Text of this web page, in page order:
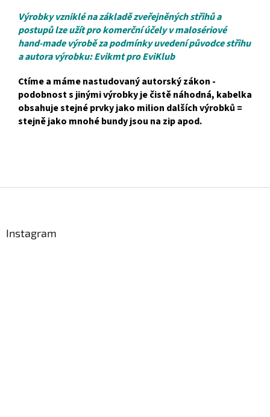
Výrobky vzniklé na základě zveřejněných střihů a
postupů lze užít pro komerční účely v malosériové
hand-made výrobě za podmínky uvedení původce střihu
a autora výrobku: Evikmt pro EviKlub
Ctíme a máme nastudovaný autorský zákon -
podobnost s jinými výrobky je čistě náhodná, kabelka
obsahuje stejné prvky jako milion dalších výrobků =
stejně jako mnohé bundy jsou na zip apod.
Instagram